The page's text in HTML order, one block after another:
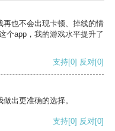
再也不会出现卡顿、掉线的情
个app，我的游戏水平提升了
支持[0] 反对[0]
出更准确的选择。
支持[0] 反对[0]